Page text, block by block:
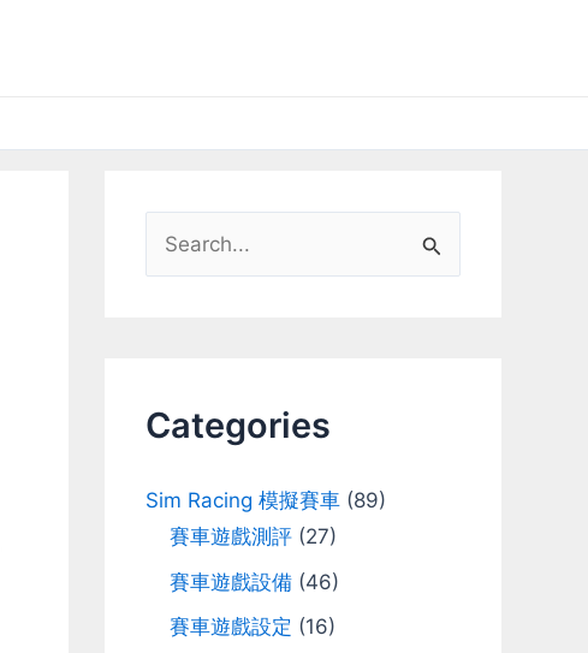
e
h
Categories
Sim Racing 模擬賽車 (89)
賽車遊戲測評 (27)
賽車遊戲設備 (46)
賽車遊戲設定 (16)